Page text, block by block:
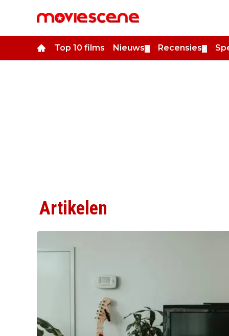
Top 10 films Nieuws Recensies
Artikelen